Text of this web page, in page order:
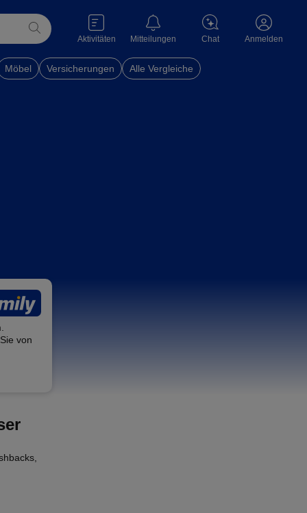
Aktivitäten Mitteilungen Chat Anmelden
Möbel Versicherungen Alle Vergleiche
von